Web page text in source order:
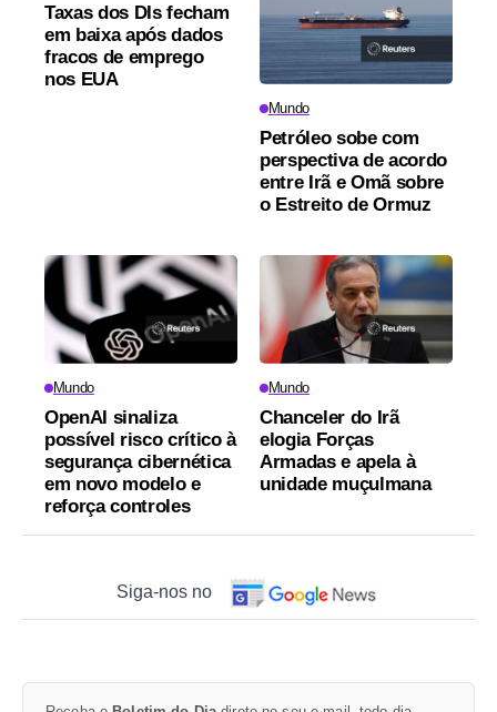
Taxas dos DIs fecham
em baixa após dados
fracos de emprego
nos EUA
Mundo
Petróleo sobe com
perspectiva de acordo
entre Irã e Omã sobre
o Estreito de Ormuz
Mundo
OpenAI sinaliza
possível risco crítico à
segurança cibernética
em novo modelo e
reforça controles
Mundo
Chanceler do Irã
elogia Forças
Armadas e apela à
unidade muçulmana
Siga-nos no